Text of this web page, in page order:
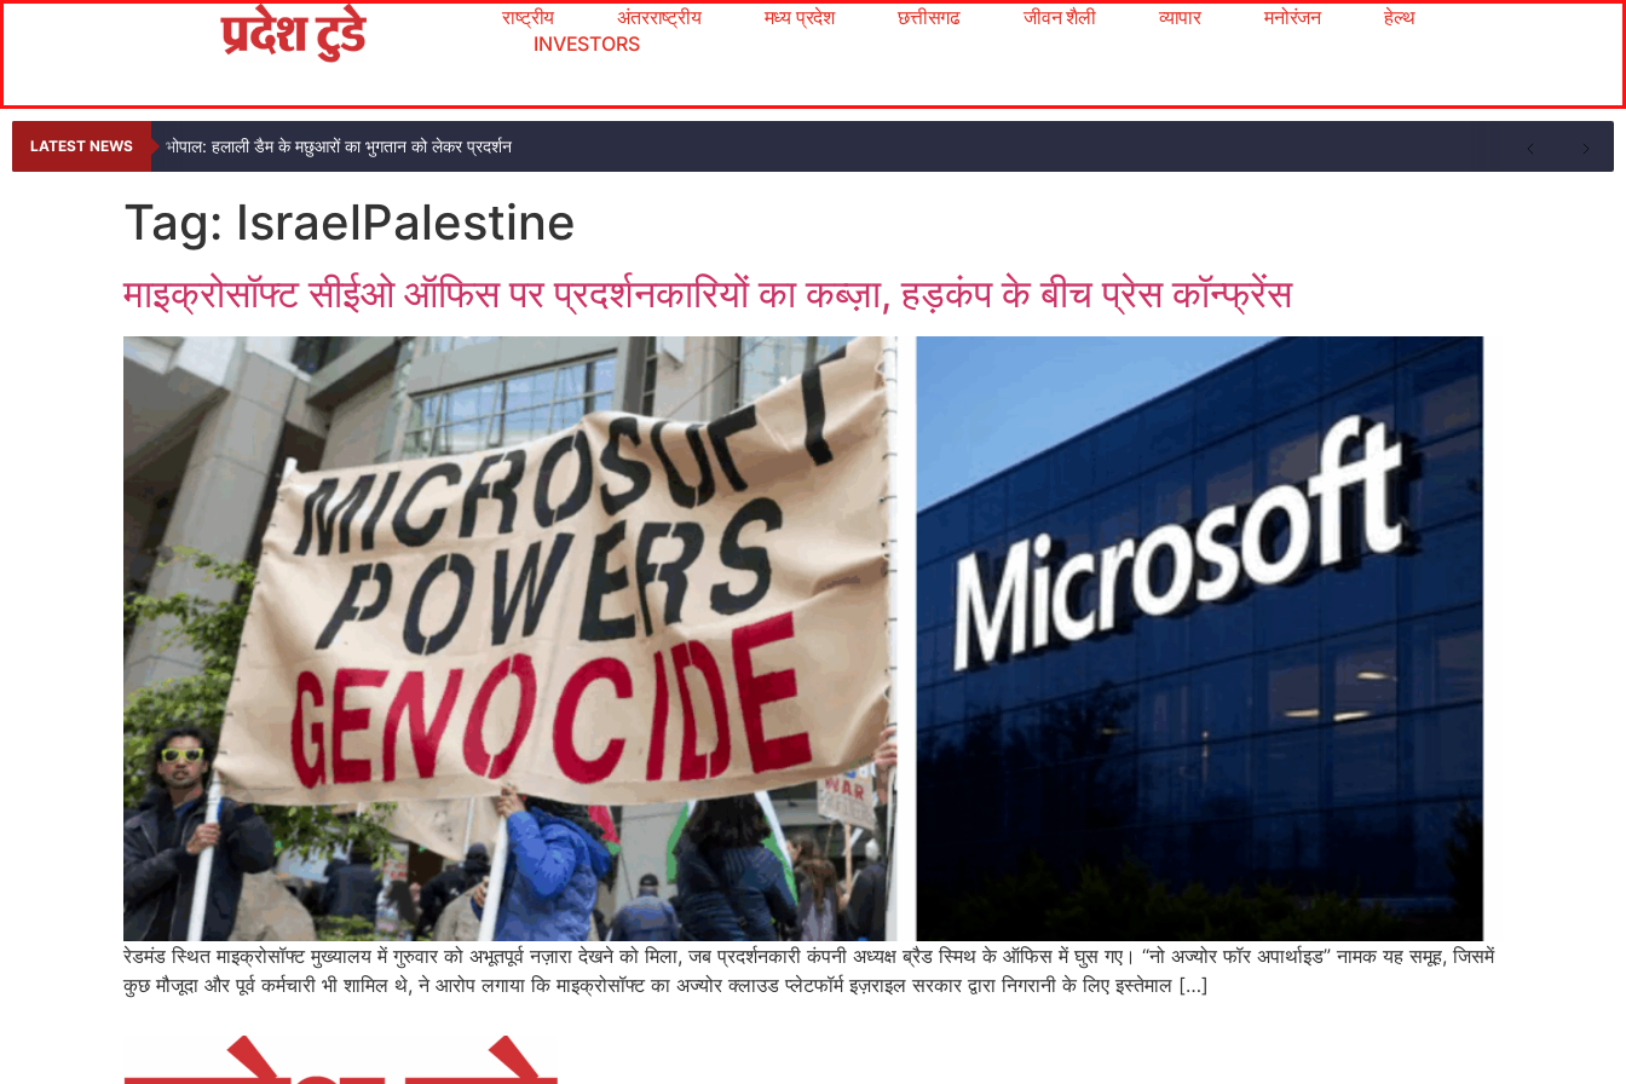
राष्ट्रीय अंतरराष्ट्रीय मध्य प्रदेश छत्तीसगढ जीवन शैली व्यापार मनोरंजन
हेल्थ
INVESTORS
LATEST NEWS भोपाल: हलाली डैम के मछुआरों का भुगतान को लेकर प्रदर्शन
Tag: IsraelPalestine
माइक्रोसॉफ्ट सीईओ ऑफिस पर प्रदर्शनकारियों का कब्ज़ा, हड़कंप के बीच प्रेस कॉन्फ्रेंस
रेडमंड स्थित माइक्रोसॉफ्ट मुख्यालय में गुरुवार को अभूतपूर्व नज़ारा देखने को मिला, जब प्रदर्शनकारी कंपनी अध्यक्ष ब्रैड स्मिथ के ऑफिस में घुस गए। “नो अज्योर फॉर अपार्थाइड” नामक यह समूह, जिसमें
कुछ मौजूदा और पूर्व कर्मचारी भी शामिल थे, ने आरोप लगाया कि माइक्रोसॉफ्ट का अज्योर क्लाउड प्लेटफॉर्म इज़राइल सरकार द्वारा निगरानी के लिए इस्तेमाल […]